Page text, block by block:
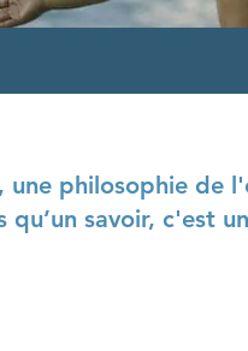
philosophie de
savoir, c'est